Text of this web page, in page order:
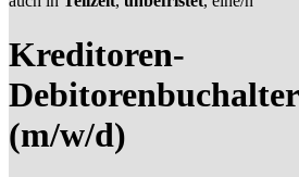
Kreditoren-
(m/w/d)